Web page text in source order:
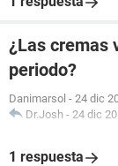
¿Las cremas
periodo?
Danimarsol - 24 dic
Dr.Josh - 24 dic
1 respuesta